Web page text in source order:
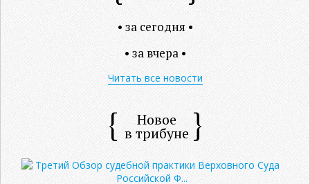
• за сегодня •
• за вчера •
Читать все новости
Новое
в трибуне